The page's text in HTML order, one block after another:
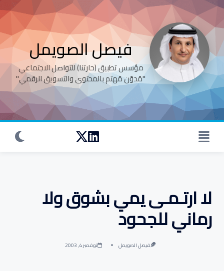
Skip
content
فيصل الصويمل
‏‏‏‏‏‏‏‏‏‏‏مؤسس تطبيق (حارتنا) للتواصل الاجتماعي
"مُدوّن مُهتم بالمحتوى والتسويق الرقمي"
لا ارتـمـى يمي بشوق ولا
رماني للجحود
فيصل الصويمل نوفمبر 4, 2003